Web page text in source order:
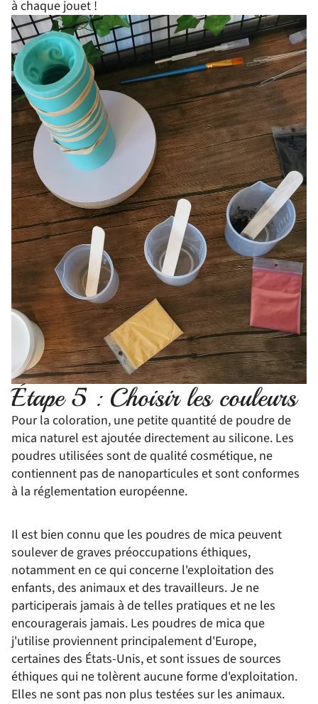
à chaque jouet !
Étape 5 : Choisir les couleurs
Pour la coloration, une petite quantité de poudre de
mica naturel est ajoutée directement au silicone. Les
poudres utilisées sont de qualité cosmétique, ne
contiennent pas de nanoparticules et sont conformes
à la réglementation européenne.
Il est bien connu que les poudres de mica peuvent
soulever de graves préoccupations éthiques,
notamment en ce qui concerne l'exploitation des
enfants, des animaux et des travailleurs. Je ne
participerais jamais à de telles pratiques et ne les
encouragerais jamais. Les poudres de mica que
j'utilise proviennent principalement d'Europe,
certaines des États-Unis, et sont issues de sources
éthiques qui ne tolèrent aucune forme d'exploitation.
Elles ne sont pas non plus testées sur les animaux.